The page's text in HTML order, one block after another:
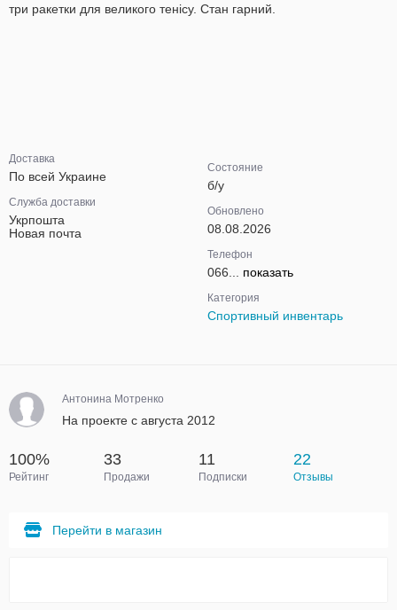
три ракетки для великого тенісу. Стан гарний.
Доставка
По всей Украине
Служба доставки
Укрпошта
Новая почта
Состояние
б/у
Обновлено
08.08.2026
Телефон
066... показать
Категория
Спортивный инвентарь
Антонина Мотренко
На проекте с августа 2012
100%
Рейтинг
33
Продажи
11
Подписки
22
Отзывы
Перейти в магазин